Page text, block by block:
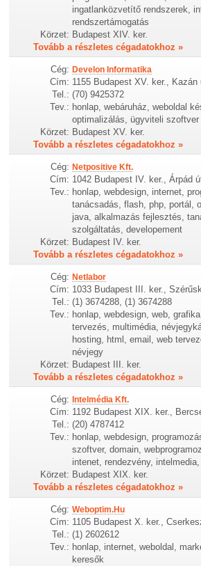
ingatlanközvetítő rendszerek,
rendszertámogatás
Körzet: Budapest XIV. ker.
Tovább a részletes cégadatokhoz »
Cég: Develon Informatika
Cím: 1155 Budapest XV. ker., Kazán
Tel.: (70) 9425372
Tev.: honlap, webáruház, weboldal
optimalizálás, ügyviteli szoftver
Körzet: Budapest XV. ker.
Tovább a részletes cégadatokhoz »
Cég: Netpositive Kft.
Cím: 1042 Budapest IV. ker., Árpád
Tev.: honlap, webdesign, internet,
tanácsadás, flash, php, portál,
java, alkalmazás fejlesztés,
szolgáltatás, developement
Körzet: Budapest IV. ker.
Tovább a részletes cégadatokhoz »
Cég: Netlabor
Cím: 1033 Budapest III. ker.,
Tel.: (1) 3674288, (1) 3674288
Tev.: honlap, webdesign, web,
tervezés, multimédia,
hosting, html, email, web
névjegy
Körzet: Budapest III. ker.
Tovább a részletes cégadatokhoz »
Cég: Intelmédia Kft.
Cím: 1192 Budapest XIX. ker.,
Tel.: (20) 4787412
Tev.: honlap, webdesign,
szoftver, domain,
intenet, rendezvény,
Körzet: Budapest XIX. ker.
Tovább a részletes cégadatokhoz »
Cég: Weboptim.Hu
Cím: 1105 Budapest X. ker.,
Tel.: (1) 2602612
Tev.: honlap, internet, weboldal,
keresők